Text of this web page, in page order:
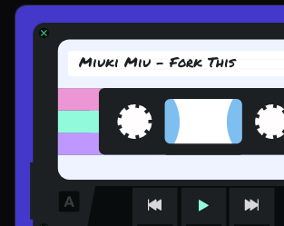
Miuki Miu - Fork This